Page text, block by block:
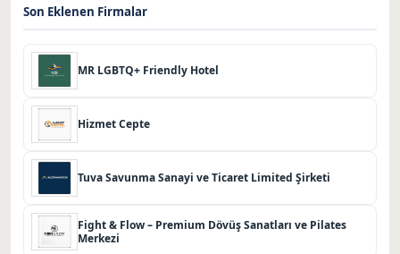
Son Eklenen Firmalar
MR LGBTQ+ Friendly Hotel
Hizmet Cepte
Tuva Savunma Sanayi ve Ticaret Limited Şirketi
Fight & Flow – Premium Dövüş Sanatları ve Pilates
Merkezi